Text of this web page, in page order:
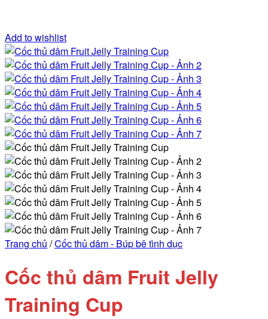
Add to wishlist
Trang chủ /Cốc thủ dâm - Búp bê tình dục
Cốc thủ dâm Fruit Jelly
Training Cup